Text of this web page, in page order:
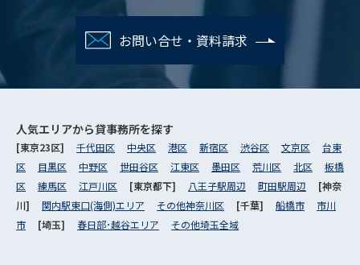
お問い合せ・資料請求
人気エリアから貸事務所を探す
[東京23区] 千代田区 中央区 港区 新宿区 渋谷区 文京区
台東
区
目黒区 中野区 世田谷区 江東区 墨田区 荒川区 北区
板橋
区
練馬区 江戸川区 [東京都下] 八王子駅周辺 町田駅周辺
[神奈
川] 関内駅東口(海側)エリア その他神奈川区 [千葉] 船橋市
市川
市
[埼玉] 春日部･越谷エリア その他埼玉全域